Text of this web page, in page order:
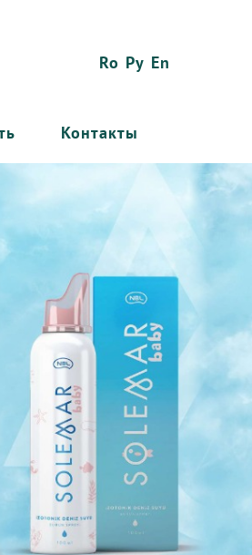
Ro Ру En
Контакты